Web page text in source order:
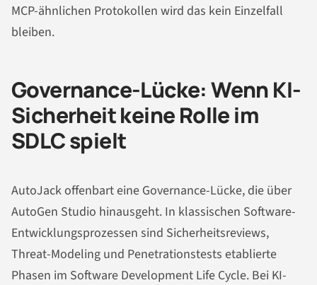
MCP-ähnlichen Protokollen wird das kein Einzelfall
bleiben.
Governance-Lücke: Wenn KI-
Sicherheit keine Rolle im
SDLC spielt
AutoJack offenbart eine Governance-Lücke, die über
AutoGen Studio hinausgeht. In klassischen Software-
Entwicklungsprozessen sind Sicherheitsreviews,
Threat-Modeling und Penetrationstests etablierte
Phasen im Software Development Life Cycle. Bei KI-